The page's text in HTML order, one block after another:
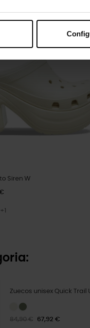
também
Siren W
+1
Zuecos unisex Quick Trail
84,90 € 67,92 €